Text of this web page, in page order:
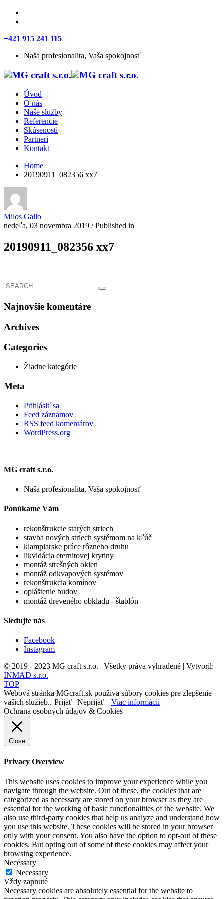
+421 915 241 115
Naša profesionalita, Vaša spokojnosť
Úvod
O nás
Naše služby
Referencie
Skúsenosti
Partneri
Kontakt
Home
20190911_082356 xx7
Milos Gallo
nedeľa, 03 novembra 2019 /Published in
20190911_082356 xx7
Najnovšie komentáre
Archives
Categories
Žiadne kategórie
Meta
Prihlásiť sa
Feed záznamov
RSS feed komentárov
WordPress.org
MG craft s.r.o.
Naša profesionalita, Vaša spokojnosť
Ponúkame Vám
rekonštrukcie starých striech
stavba nových striech systémom na kľúč
klampiarske práce rôzneho druhu
likvidácia eternitovej krytiny
montáž strešných okien
montáž odkvapových systémov
rekonštrukcia komínov
opláštenie budov
montáž dreveného obkladu - štablón
Sledujte nás
Facebook
Instagram
© 2019 - 2023 MG craft s.r.o. | Všetky práva vyhradené | Vytvoril:
INMAD s.r.o.
TOP
Webová stránka MGcraft.sk používa súbory cookies pre zlepšenie
vašich služieb.. Prijať Neprijať
Viac informácií
Ochrana osobných údajov & Cookies
Close
Privacy Overview
This website uses cookies to improve your experience while you
navigate through the website. Out of these, the cookies that are
categorized as necessary are stored on your browser as they are
essential for the working of basic functionalities of the website. We
also use third-party cookies that help us analyze and understand how
you use this website. These cookies will be stored in your browser
only with your consent. You also have the option to opt-out of these
cookies. But opting out of some of these cookies may affect your
browsing experience.
Necessary
Necessary
Vždy zapnuté
Necessary cookies are absolutely essential for the website to